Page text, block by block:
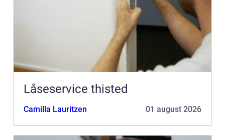
Låseservice thisted
Camilla Lauritzen 01 august 2026